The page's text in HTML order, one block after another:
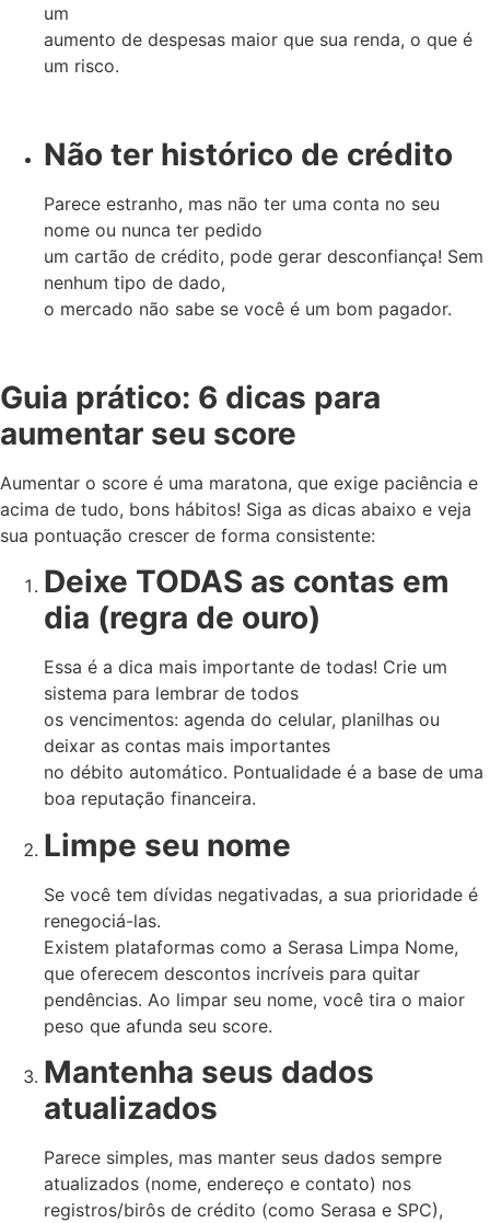
um
aumento de despesas maior que sua renda, o que é
um risco.
Não ter histórico de crédito
Parece estranho, mas não ter uma conta no seu
nome ou nunca ter pedido
um cartão de crédito, pode gerar desconfiança! Sem
nenhum tipo de dado,
o mercado não sabe se você é um bom pagador.
Guia prático: 6 dicas para
aumentar seu score
Aumentar o score é uma maratona, que exige paciência e
acima de tudo, bons hábitos! Siga as dicas abaixo e veja
sua pontuação crescer de forma consistente:
Deixe TODAS as contas em
dia (regra de ouro)
Essa é a dica mais importante de todas! Crie um
sistema para lembrar de todos
os vencimentos: agenda do celular, planilhas ou
deixar as contas mais importantes
no débito automático. Pontualidade é a base de uma
boa reputação financeira.
Limpe seu nome
Se você tem dívidas negativadas, a sua prioridade é
renegociá-las.
Existem plataformas como a Serasa Limpa Nome,
que oferecem descontos incríveis para quitar
pendências. Ao limpar seu nome, você tira o maior
peso que afunda seu score.
Mantenha seus dados
atualizados
Parece simples, mas manter seus dados sempre
atualizados (nome, endereço e contato) nos
registros/birôs de crédito (como Serasa e SPC),